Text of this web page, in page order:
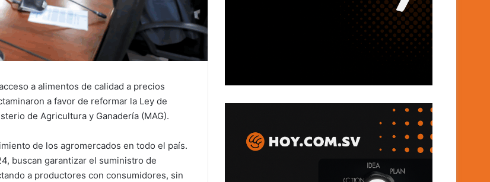
a alimentos de calidad a precios
a favor de reformar la Ley de
de Agricultura y Ganadería (MAG).
de los agromercados en todo el país.
buscan garantizar el suministro de
a productores con consumidores, sin